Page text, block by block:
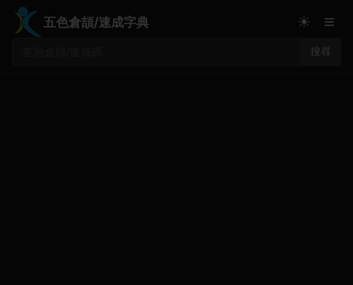
五色倉頡/速成字典
搜尋
☀ ≡